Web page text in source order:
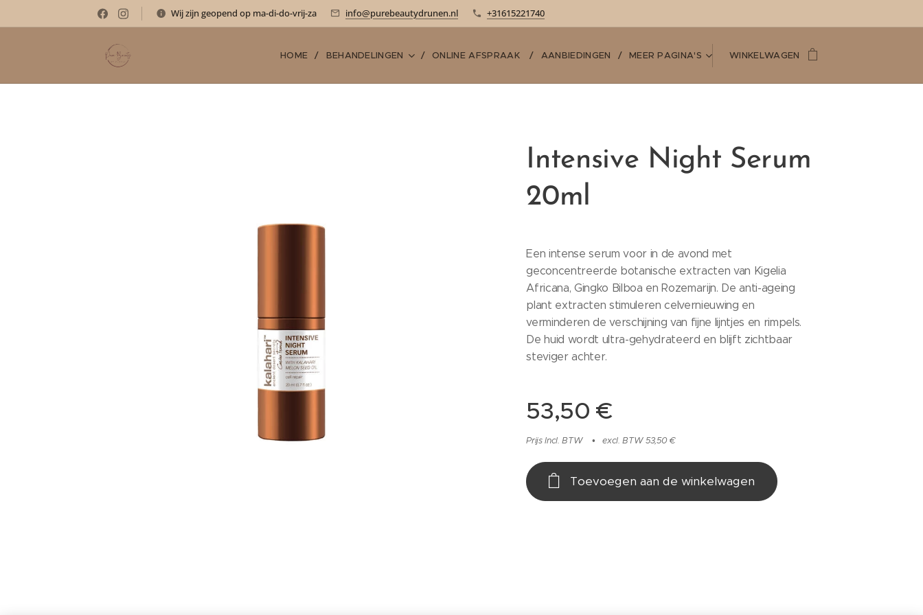
Wij zijn geopend op ma-di-do-vrij-za info@purebeautydrunen.nl +31615221740
HOME BEHANDELINGEN ONLINE AFSPRAAK AANBIEDINGEN MEER PAGINA'S WINKELWAGEN
Intensive Night Serum
20ml
Een intense serum voor in de avond met
geconcentreerde botanische extracten van Kigelia
Africana, Gingko Bilboa en Rozemarijn. De anti-ageing
plant extracten stimuleren celvernieuwing en
verminderen de verschijning van fijne lijntjes en rimpels.
De huid wordt ultra-gehydrateerd en blijft zichtbaar
steviger achter.
53,50 €
Prijs Incl. BTW excl. BTW 53,50 €
Toevoegen aan de winkelwagen